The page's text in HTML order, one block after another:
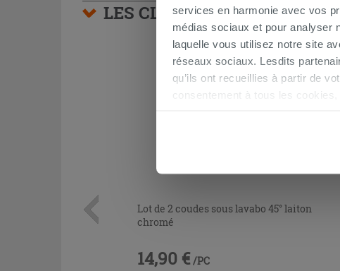
services en harmonie avec vos
médias sociaux et pour analyser
laquelle vous utilisez notre site
réseaux sociaux. Lesdits
qu’ils ont recueillies à partir de
consentement à tous les
LES CLIENTS AYANT
Lot de 2 coudes sous lavabo 45° laiton
chromé
14,90 € /PC